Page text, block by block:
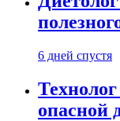
6 дней спустя
опасной